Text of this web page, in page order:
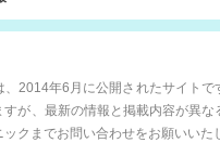
、2014年6月に公開されたサイトで
すが、最新の情報と掲載内容が異な
クまでお問い合わせをお願いいた